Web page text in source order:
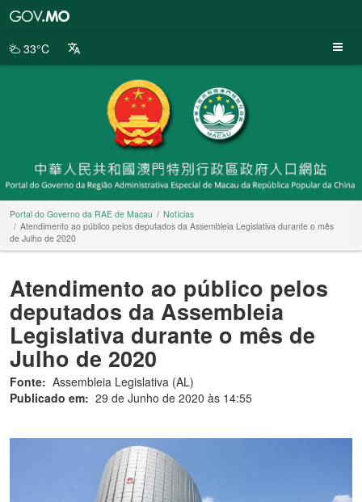
da
33°C
Portal do Governo da RAE de Macau
Notícias
Atendimento ao público pelos deputados da Assembleia Legislativa durante o mês
de Julho de 2020
Atendimento ao público pelos
deputados da Assembleia
Legislativa durante o mês de
Julho de 2020
Fonte: Assembleia Legislativa (AL)
Publicado em: 29 de Junho de 2020 às 14:55